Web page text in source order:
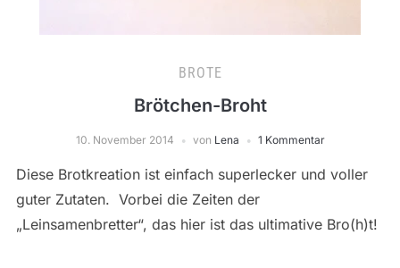
BROTE
Brötchen-Broht
10. November 2014 von Lena 1 Kommentar
Diese Brotkreation ist einfach superlecker und voller
guter Zutaten. Vorbei die Zeiten der
„Leinsamenbretter“, das hier ist das ultimative Bro(h)t!